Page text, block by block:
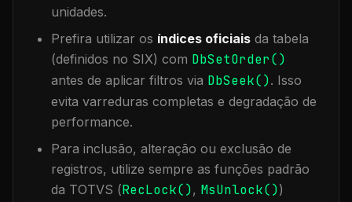
unidades.
Prefira utilizar os índices oficiais da tabela
(definidos no SIX) com DbSetOrder()
antes de aplicar filtros via DbSeek(). Isso
evita varreduras completas e degradação de
performance.
Para inclusão, alteração ou exclusão de
registros, utilize sempre as funções padrão
da TOTVS (RecLock(), MsUnlock())